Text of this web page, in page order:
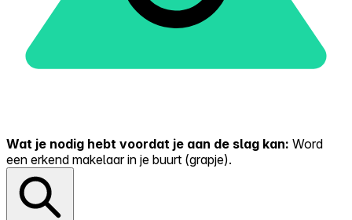
Wat je nodig hebt voordat je aan de slag kan: Word
een erkend makelaar in je buurt (grapje).